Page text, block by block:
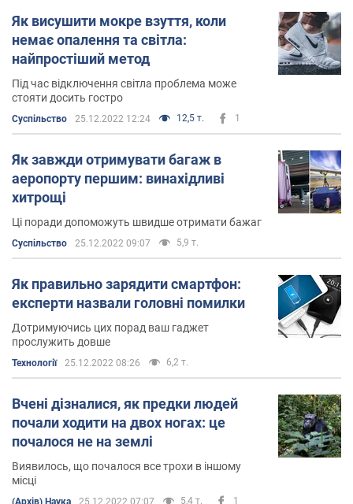
Як висушити мокре взуття, коли
немає опалення та світла:
найпростіший метод
Під час відключення світла проблема може
стояти досить гостро
Суспільство 25.12.2022 12:24 12,5 т. 1
Як завжди отримувати багаж в
аеропорту першим: винахідливі
хитрощі
Ці поради допоможуть швидше отримати бажаг
Суспільство 25.12.2022 09:07 5,9 т.
Як правильно зарядити смартфон:
експерти назвали головні помилки
Дотримуючись цих порад ваш гаджет
прослужить довше
Технології 25.12.2022 08:26 6,2 т.
Вчені дізналися, як предки людей
почали ходити на двох ногах: це
почалося не на землі
Виявилось, що почалося все трохи в іншому
місці
(Архів) Наука 25.12.2022 07:07 5,4 т. 1